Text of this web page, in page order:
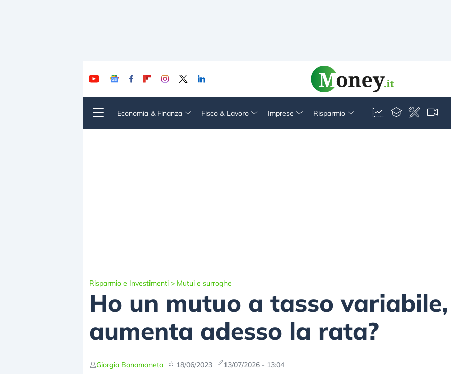
Economia & Finanza Fisco & Lavoro Imprese Risparmio
Risparmio e Investimenti > Mutui e surroghe
Ho un mutuo a tasso
aumenta adesso la rata?
Giorgia Bonamoneta 18/06/2023 13/07/2026 - 13:04